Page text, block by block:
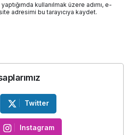
kullanılmak üzere adımı, e-
adresimi bu tarayıcıya kaydet.
Twitter
Instagram